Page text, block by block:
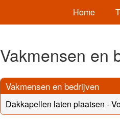
Home
Vakmensen en
Vakmensen en bedrijven
Dakkapellen laten plaatsen -